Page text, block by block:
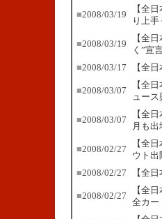
■2008/03/19
【全
り上
■2008/03/19
【全
く”宣
■2008/03/17 【全
■2008/03/07
【全
ュース
■2008/03/07
【全
月も出
■2008/02/27
【全
ウト出
■2008/02/27 【全
■2008/02/27
【全
全カー